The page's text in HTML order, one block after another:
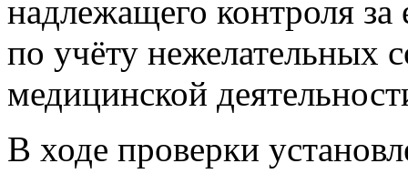
надлежащего контроля
по учёту нежелательных
медицинской
В ходе проверки